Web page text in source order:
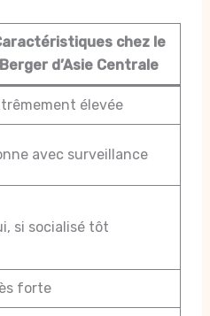
chez le
Berger d’Asie Centrale
élevée
avec surveillance
si socialisé tôt
forte